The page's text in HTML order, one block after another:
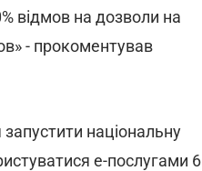
відмов на дозволи на
- прокоментував
національну
е-послугами 6